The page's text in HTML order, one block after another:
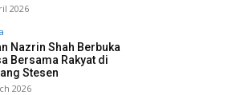
2026
Nazrin Shah Berbuka
Bersama Rakyat di
Stesen
2026